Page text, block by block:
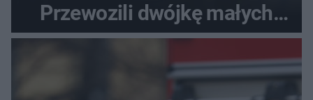
Przewozili dwójkę małych
dzieci